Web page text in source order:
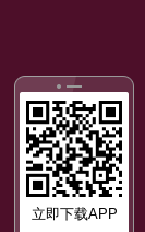
立即下载APP